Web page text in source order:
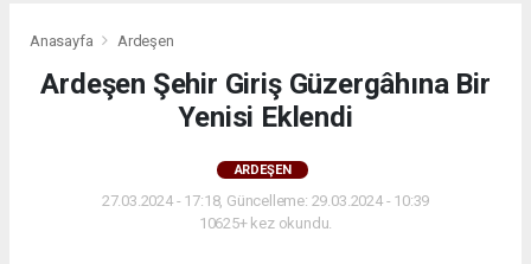
Anasayfa Ardeşen
Ardeşen Şehir Giriş Güzergâhına Bir
Yenisi Eklendi
ARDEŞEN
27.03.2024 - 17:18, Güncelleme: 29.03.2024 - 10:39
10625+ kez okundu.